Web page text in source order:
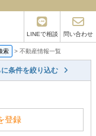
LINEで相談 問い合わせ
索 > 不動産情報一覧
に条件を絞り込む
登録